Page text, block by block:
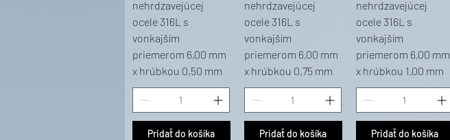
nehrdzavejúcej
ocele 316L s
vonkajším
priemerom 6,00 mm
x hrúbkou 0,50 mm
Pridať do košíka
nehrdzavejúcej
ocele 316L s
vonkajším
priemerom 6,00 mm
x hrúbkou 0,75 mm
Pridať do košíka
nehrdzavejúcej
ocele 316L s
vonkajším
priemerom 6,00 mm
x hrúbkou 1,00 mm
Pridať do košíka